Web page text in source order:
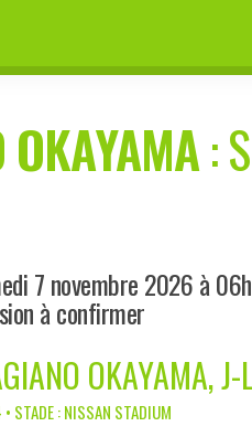
OKAYAMA:
7 novembre 2026 à
à confirmer
OKAYAMA, J-
• STADE : NISSAN STADIUM